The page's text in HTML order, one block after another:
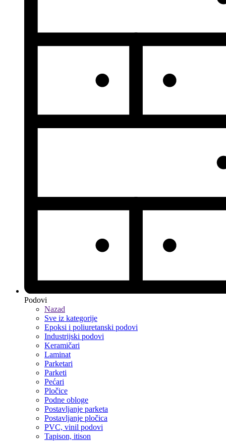
Podovi
Nazad
Sve iz kategorije
Epoksi i poliuretanski podovi
Industrijski podovi
Keramičari
Laminat
Parketari
Parketi
Pećari
Pločice
Podne obloge
Postavljanje parketa
Postavljanje pločica
PVC, vinil podovi
Tapison, itison